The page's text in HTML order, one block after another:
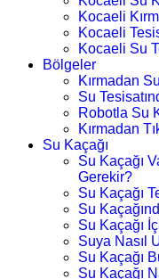
Kocaeli
Kocaeli
Kocaeli Su
Bölgeler
Kırmadan
Su
Robotla Su
Kırmadan
Su Kaçağı
Su Kaçağı
Gerekir?
Su Kaçağı
Su
Su Kaçağı
Suya Nasıl
Su Kaçağı
Su Kaçağı